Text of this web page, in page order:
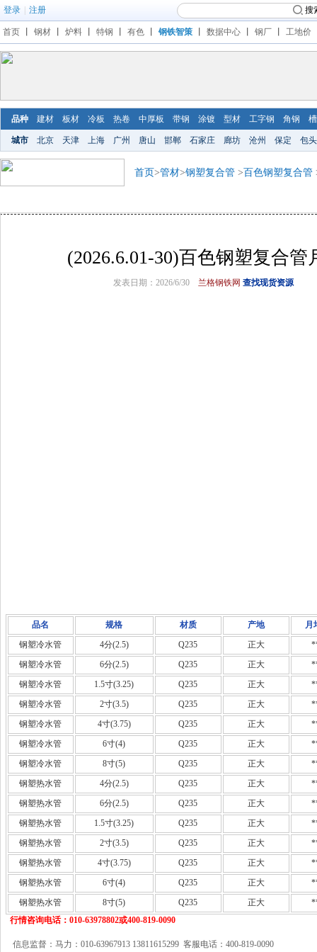
登录 注册 搜
首页 钢材 炉料 特钢 有色 钢铁智策 数据中心 钢厂 工地价
品种 建材 板材 冷板 热卷 中厚板 带钢 涂镀 型材 工字钢 角钢
城市 北京 天津 上海 广州 唐山 邯郸 石家庄 廊坊 沧州 保定 包头
首页>管材>钢塑复合管 >百色钢塑复合管
(2026.6.01-30)百色钢塑复合管
发表日期：2026/6/30 兰格钢铁网 查找现货资源
品名 规格 材质 产地
月
钢塑冷水管
4分(2.5) Q235 正大
钢塑冷水管
6分(2.5) Q235 正大
钢塑冷水管
1.5寸(3.25) Q235 正大
钢塑冷水管
2寸(3.5) Q235 正大
钢塑冷水管
4寸(3.75) Q235 正大
钢塑冷水管
6寸(4) Q235 正大
钢塑冷水管
8寸(5) Q235 正大
钢塑热水管
4分(2.5) Q235 正大
钢塑热水管
6分(2.5) Q235 正大
钢塑热水管
1.5寸(3.25) Q235 正大
钢塑热水管
2寸(3.5) Q235 正大
钢塑热水管
4寸(3.75) Q235 正大
钢塑热水管
6寸(4) Q235 正大
钢塑热水管
8寸(5) Q235 正大
行情咨询电话：010-63978802或400-819-0090
信息监督：马力：010-63967913 13811615299 客服电话：400-819-0090